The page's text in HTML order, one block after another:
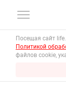
Посещая сайт
Политикой
файлов cookie,